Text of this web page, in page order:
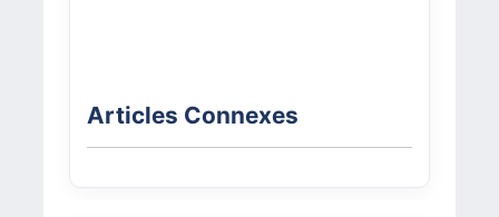
Articles Connexes